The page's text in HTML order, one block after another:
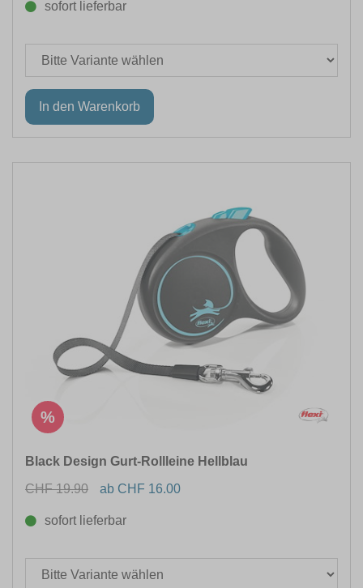
sofort lieferbar
%
Black Design Gurt-Rollleine Hellblau
CHF 19.90
ab CHF 16.00
sofort lieferbar